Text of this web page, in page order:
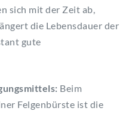
sich mit der Zeit ab,
die Lebensdauer der
gute
Beim
Felgenbürste ist die